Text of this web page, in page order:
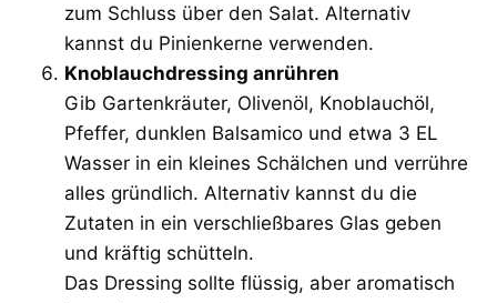
zum Schluss über den Salat. Alternativ
kannst du Pinienkerne verwenden.
Knoblauchdressing anrühren
Gib Gartenkräuter, Olivenöl, Knoblauchöl,
Pfeffer, dunklen Balsamico und etwa 3 EL
Wasser in ein kleines Schälchen und verrühre
alles gründlich. Alternativ kannst du die
Zutaten in ein verschließbares Glas geben
und kräftig schütteln.
Das Dressing sollte flüssig, aber aromatisch